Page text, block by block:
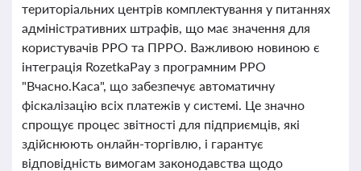
територіальних центрів комплектування у питаннях
адміністративних штрафів, що має значення для
користувачів РРО та ПРРО. Важливою новиною є
інтеграція RozetkaPay з програмним РРО
"Вчасно.Каса", що забезпечує автоматичну
фіскалізацію всіх платежів у системі. Це значно
спрощує процес звітності для підприємців, які
здійснюють онлайн-торгівлю, і гарантує
відповідність вимогам законодавства щодо